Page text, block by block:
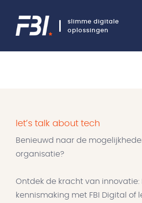
slimme digitale
oplossingen
let’s talk about tech
Benieuwd naar de
organisatie?
Ontdek de kracht van innovatie:
kennismaking met FBI Digital of